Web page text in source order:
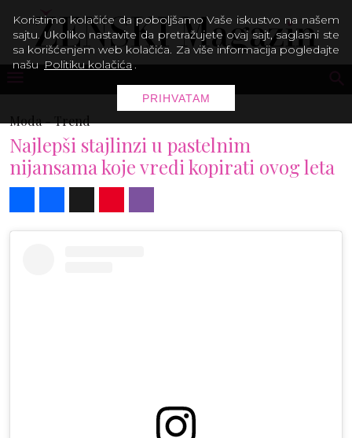
Moda -Trend
Najlepši stajlinzi u pastelnim
nijansama koje vredi kopirati ovog leta
Koristimo kolačiće da poboljšamo Vaše iskustvo na našem
sajtu. Ukoliko nastavite da pretražujete ovaj sajt, saglasni ste
sa korišćenjem web kolačića. Za više informacija pogledajte
našu Politiku kolačića .
PRIHVATAM